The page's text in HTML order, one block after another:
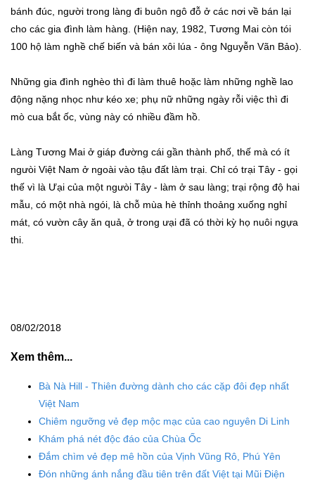
bánh đúc, người trong làng đi buôn ngô đỗ ở các nơi về bán lại
cho các gia đình làm hàng. (Hiện nay, 1982, Tương Mai còn tói
100 hộ làm nghề chế biến và bán xôi lúa - ông Nguyễn Vãn Bảo).
Những gia đình nghèo thì đi làm thuê hoặc làm những nghề lao
động nặng nhọc như kéo xe; phụ nữ những ngày rỗi việc thì đi
mò cua bắt ốc, vùng này có nhiều đầm hồ.
Làng Tương Mai ở giáp đường cái gần thành phố, thế mà có ít
ngưòi Việt Nam ở ngoài vào tậu đất làm trại. Chỉ có trại Tây - gọi
thế vì là Ưại của một ngưòi Tây - làm ở sau làng; trại rộng độ hai
mẫu, có một nhà ngói, là chỗ mùa hè thỉnh thoảng xuống nghỉ
mát, có vườn cây ăn quả, ở trong ưại đã có thời kỳ họ nuôi ngựa
thi.
08/02/2018
Xem thêm...
Bà Nà Hill - Thiên đường dành cho các cặp đôi đẹp nhất
Việt Nam
Chiêm ngưỡng vẻ đẹp mộc mạc của cao nguyên Di Linh
Khám phá nét độc đáo của Chùa Ốc
Đắm chìm vẻ đẹp mê hồn của Vịnh Vũng Rô, Phú Yên
Đón những ánh nắng đầu tiên trên đất Việt tại Mũi Điện